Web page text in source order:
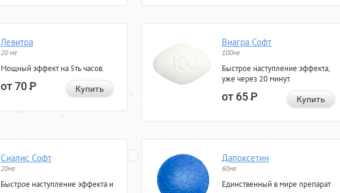
Левитра
20 мг
Мощный эффект на 5ть часов.
от 70Р Купить
Виагра Софт
100мг
Быстрое наступление эффекта,
уже через 20 минут.
от 65Р Купить
Сиалис Софт
20мг
Быстрое наступление эффекта и
Дапоксетин
60мг
Единственный в мире препарат